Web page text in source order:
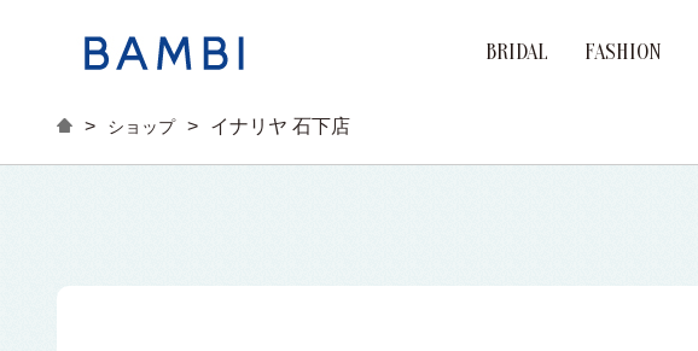
BRIDAL
FASHION
> ショップ > イナリヤ 石下店